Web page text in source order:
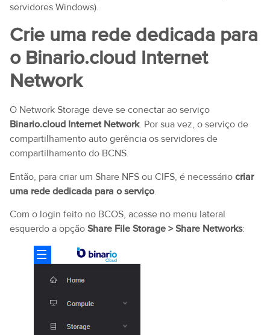
servidores Windows).
Crie uma rede dedicada para
o Binario.cloud Internet
Network
O Network Storage deve se conectar ao serviço
Binario.cloud Internet Network. Por sua vez, o serviço de
compartilhamento auto gerência os servidores de
compartilhamento do BCNS.
Então, para criar um Share NFS ou CIFS, é necessário criar
uma rede dedicada para o serviço.
Com o login feito no BCOS, acesse no menu lateral
esquerdo a opção Share File Storage > Share Networks: